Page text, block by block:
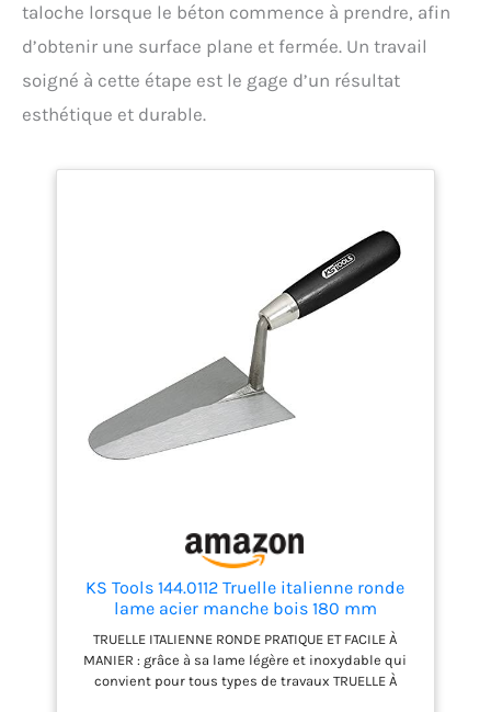
taloche lorsque le béton commence à prendre, afin
d’obtenir une surface plane et fermée. Un travail
soigné à cette étape est le gage d’un résultat
esthétique et durable.
KS Tools 144.0112 Truelle italienne ronde
lame acier manche bois 180 mm
TRUELLE ITALIENNE RONDE PRATIQUE ET FACILE À
MANIER : grâce à sa lame légère et inoxydable qui
convient pour tous types de travaux TRUELLE À